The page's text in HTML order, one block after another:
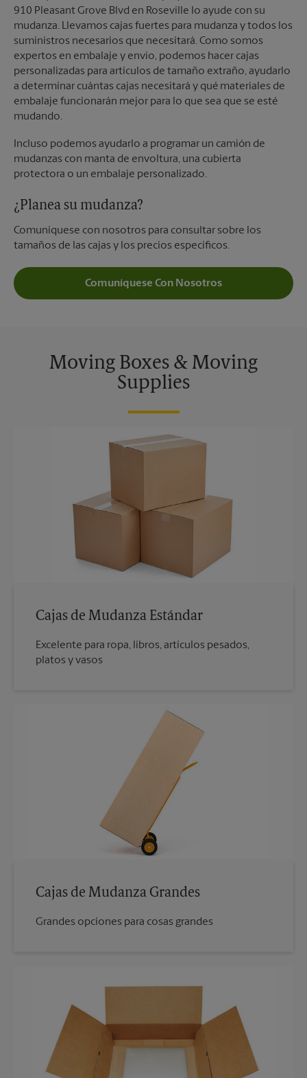
910 Pleasant Grove Blvd en Roseville lo ayude con su
mudanza. Llevamos cajas fuertes para mudanza y todos los
suministros necesarios que necesitará. Como somos
expertos en embalaje y envío, podemos hacer cajas
personalizadas para artículos de tamaño extraño, ayudarlo
a determinar cuántas cajas necesitará y qué materiales de
embalaje funcionarán mejor para lo que sea que se esté
mudando.
Incluso podemos ayudarlo a programar un camión de
mudanzas con manta de envoltura, una cubierta
protectora o un embalaje personalizado.
¿Planea su mudanza?
Comuníquese con nosotros para consultar sobre los
tamaños de las cajas y los precios específicos.
Comuníquese Con Nosotros
Moving Boxes & Moving
Supplies
Cajas de Mudanza Estándar
Excelente para ropa, libros, artículos pesados,
platos y vasos
Cajas de Mudanza Grandes
Grandes opciones para cosas grandes